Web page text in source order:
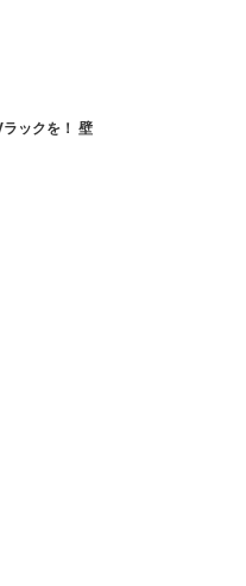
ックを！ 壁